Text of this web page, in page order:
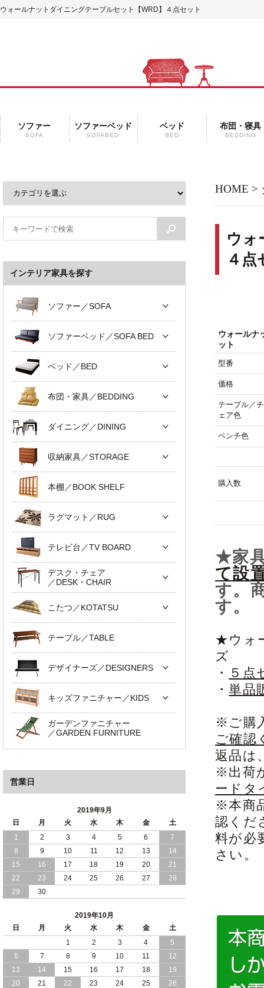
ウォールナットダイニングテーブルセット【WRD】４点セット
ソファー
SOFA
ソファーベッド
SOFABED
ベッド
BED
布団・寝具
BEDDING
HOME >
ウォ
４点
ウォールナ
ット
型番
価格
テーブル／チ
ェア色
ベンチ色
購入数
★家
て設
す。
す。
★ウォ
ズ
・ ５点
・単品
※ご購
ご確認
返品は
※出荷
ードタ
※本商
認くだ
料が必
さい。
インテリア家具を探す
ソファー／SOFA
ソファーベッド／SOFA BED
ベッド／BED
布団・家具／BEDDING
ダイニング／DINING
収納家具／STORAGE
本棚／BOOK SHELF
ラグマット／RUG
テレビ台／TV BOARD
デスク・チェア
／DESK・CHAIR
こたつ／KOTATSU
テーブル／TABLE
デザイナーズ／DESIGNERS
キッズファニチャー／KIDS
ガーデンファニチャー
／GARDEN FURNITURE
営業日
2019年9月
日
月 火 水 木 金
土
1
2 3 4 5 6
7
8
9 10 11 12 13
14
15
16 17 18 19 20
21
22
23 24 25 26 27
28
29
30
2019年10月
日
月 火 水 木 金
土
1
2 3 4
5
6
7 8 9 10 11
12
13
14 15 16 17 18
19
20
21 22 23 24 25
26